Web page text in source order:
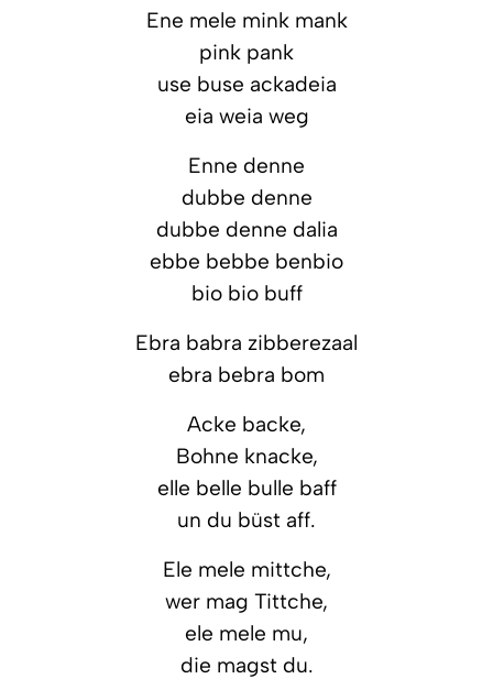
Ene mele mink mank
pink pank
use buse ackadeia
eia weia weg
Enne denne
dubbe denne
dubbe denne dalia
ebbe bebbe benbio
bio bio buff
Ebra babra zibberezaal
ebra bebra bom
Acke backe,
Bohne knacke,
elle belle bulle baff
un du büst aff.
Ele mele mittche,
wer mag Tittche,
ele mele mu,
die magst du.